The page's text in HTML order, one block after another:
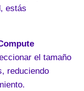
estás
el tamaño
reduciendo